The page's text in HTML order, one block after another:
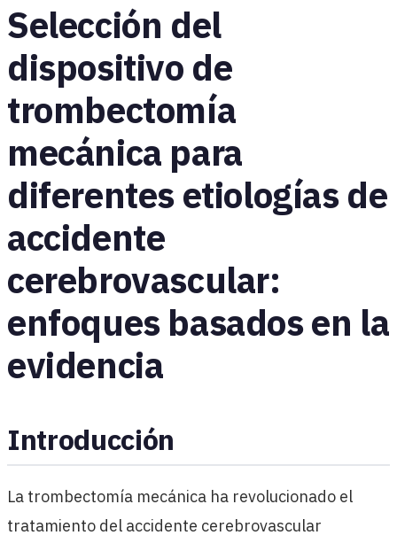
Selección del
dispositivo de
trombectomía
mecánica para
diferentes etiologías de
accidente
cerebrovascular:
enfoques basados en la
evidencia
Introducción
La trombectomía mecánica ha revolucionado el
tratamiento del accidente cerebrovascular